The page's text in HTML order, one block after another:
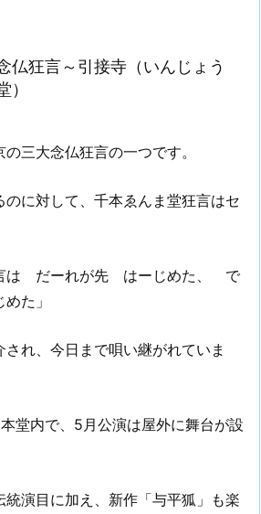
仏狂言～引接寺（いんじょう
）
三大念仏狂言の一つです。
に対して、千本ゑんま堂狂言はセ
は だーれが先 はーじめた、 で
た」
れ、今日まで唄い継がれていま
堂内で、5月公演は屋外に舞台が設
統演目に加え、新作「与平狐」も楽